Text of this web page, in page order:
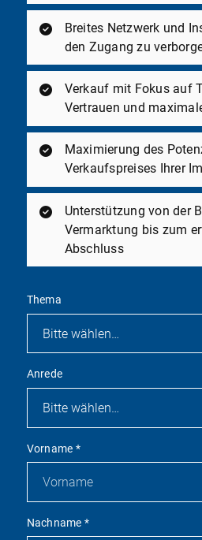
Breites Netzwerk und
den Zugang zu
Verkauf mit Fokus auf
Vertrauen und
Maximierung des
Verkaufspreises Ihrer
Unterstützung von der
Vermarktung bis zum
Abschluss
Thema
Anrede
Vorname *
Nachname *